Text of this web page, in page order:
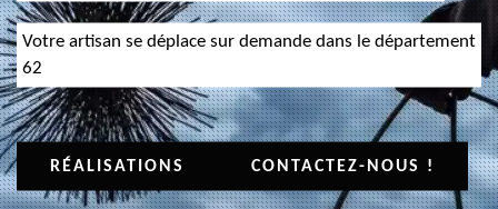
Votre artisan se déplace sur demande dans le département
62
RÉALISATIONS CONTACTEZ-NOUS !